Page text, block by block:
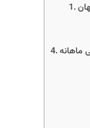
ماهانه